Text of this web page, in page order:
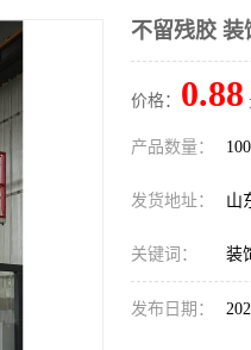
不留残胶
价格： 0.88
产品数量：
发货地址： 山
关键词： 装
发布日期：